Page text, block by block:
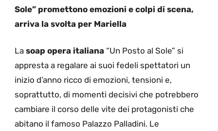
Sole” promettono emozioni e colpi di scena,
arriva la svolta per Mariella
La soap opera italiana “Un Posto al Sole” si
appresta a regalare ai suoi fedeli spettatori un
inizio d’anno ricco di emozioni, tensioni e,
soprattutto, di momenti decisivi che potrebbero
cambiare il corso delle vite dei protagonisti che
abitano il famoso Palazzo Palladini. Le